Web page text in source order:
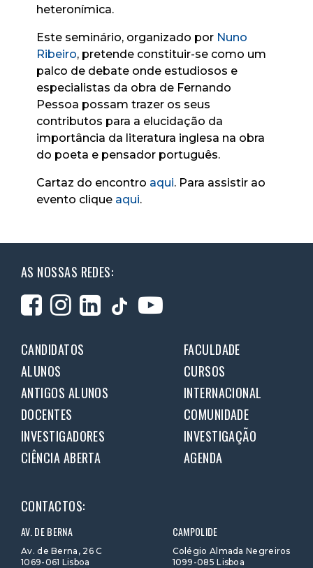
heteronímica.
Este seminário, organizado por Nuno
Ribeiro, pretende constituir-se como um
palco de debate onde estudiosos e
especialistas da obra de Fernando
Pessoa possam trazer os seus
contributos para a elucidação da
importância da literatura inglesa na obra
do poeta e pensador português.
Cartaz do encontro aqui. Para assistir ao
evento clique aqui.
AS NOSSAS REDES:
CANDIDATOS
FACULDADE
ALUNOS
CURSOS
ANTIGOS ALUNOS
INTERNACIONAL
DOCENTES
COMUNIDADE
INVESTIGADORES
INVESTIGAÇÃO
CIÊNCIA ABERTA
AGENDA
CONTACTOS:
AV. DE BERNA
Av. de Berna, 26 C
1069-061 Lisboa
CAMPOLIDE
Colégio Almada Negreiros
1099-085 Lisboa